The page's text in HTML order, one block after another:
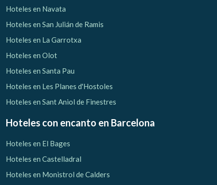
Hoteles en Navata
Hoteles en San Julián de Ramis
Hoteles en La Garrotxa
Hoteles en Olot
Hoteles en Santa Pau
Hoteles en Les Planes d'Hostoles
Hoteles en Sant Aniol de Finestres
Hoteles con encanto en Barcelona
Hoteles en El Bages
Hoteles en Castelladral
Hoteles en Monistrol de Calders